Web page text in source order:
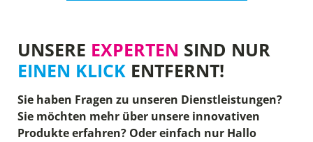
UNSERE EXPERTEN SIND NUR
EINEN KLICK ENTFERNT!
Sie haben Fragen zu unseren Dienstleistungen?
Sie möchten mehr über unsere innovativen
Produkte erfahren? Oder einfach nur Hallo